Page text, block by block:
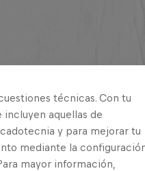
técnicas. Con tu
aquellas de
y para mejorar tu
mediante la
mayor información,